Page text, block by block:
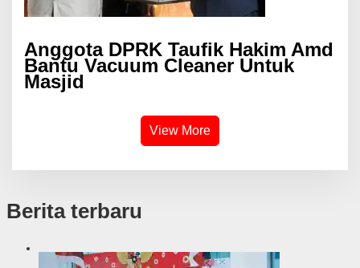
Anggota DPRK Taufik Hakim Amd
Bantu Vacuum Cleaner Untuk
Masjid
View More
Berita terbaru